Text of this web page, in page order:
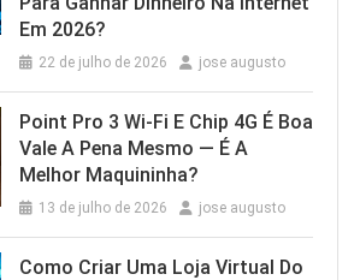
Em 2026?
22 de julho de 2026 jose augusto
Point Pro 3 Wi‑Fi E Chip 4G É Boa
Vale A Pena Mesmo — É A
Melhor Maquininha?
13 de julho de 2026 jose augusto
Como Criar Uma Loja Virtual Do